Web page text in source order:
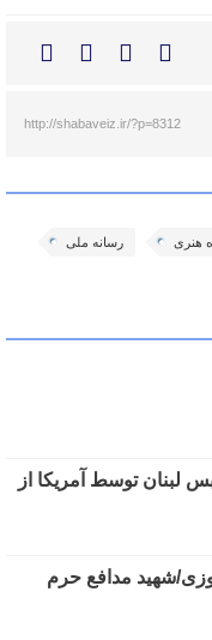
http://shabaveiz.ir/?p=8312
هنری رسانه ملی
توسط آمریکا از
شهید مدافع حرم